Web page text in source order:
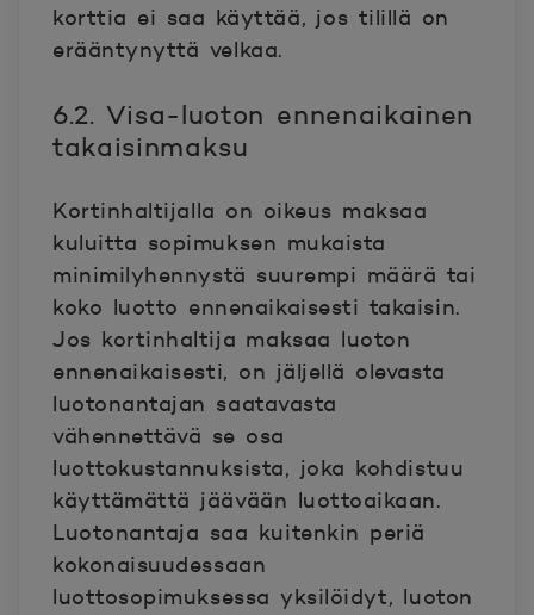
korttia ei saa käyttää, jos tilillä on
erääntynyttä velkaa.
6.2. Visa-luoton ennenaikainen
takaisinmaksu
Kortinhaltijalla on oikeus maksaa
kuluitta sopimuksen mukaista
minimilyhennystä suurempi määrä tai
koko luotto ennenaikaisesti takaisin.
Jos kortinhaltija maksaa luoton
ennenaikaisesti, on jäljellä olevasta
luotonantajan saatavasta
vähennettävä se osa
luottokustannuksista, joka kohdistuu
käyttämättä jäävään luottoaikaan.
Luotonantaja saa kuitenkin periä
kokonaisuudessaan
luottosopimuksessa yksilöidyt, luoton